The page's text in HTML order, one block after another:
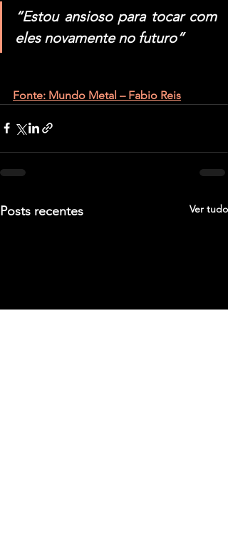
“Estou ansioso para tocar com
eles novamente no futuro”
Fonte: Mundo Metal – Fabio Reis
Posts recentes Ver tudo